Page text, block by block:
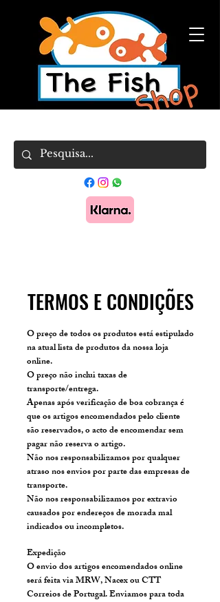
TERMOS E CONDIÇÕES
O preço de todos os produtos está estipulado
na atual lista de produtos da nossa loja
online.
O preço não inclui taxas de
transporte/entrega.
Apenas após verificação de boa cobrança é
que os artigos encomendados pelo cliente
são reservados, o acto de encomendar sem
pagar não reserva o artigo.
Não nos responsabilizamos por qualquer
atraso nos envios por parte das empresas de
transporte.
Não nos responsabilizamos por extravio
causados por endereços de morada mal
indicados ou incompletos.
Expedição
O envio dos artigos encomendados online
será feita via MRW, Nacex ou CTT
Correios de Portugal. Enviamos para toda